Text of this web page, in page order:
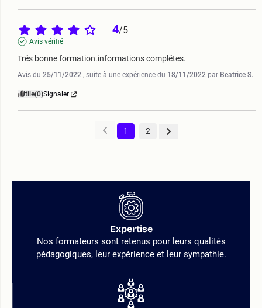
4/5
Avis vérifié
Trés bonne formation.informations complétes.
Avis du 25/11/2022 , suite à une expérience du 18/11/2022 par Beatrice S.
Utile(0)Signaler
1 2
Expertise
Nos formateurs sont retenus pour leurs qualités
pédagogiques, leur expérience et leur sympathie.